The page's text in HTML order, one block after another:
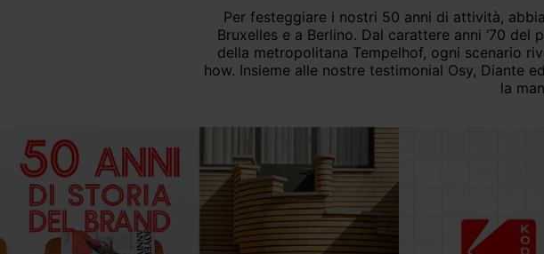
Per festeggiare i nostri 50 anni di attività, abbiamo rivisitato i luoghi emblematici dei nostri servizi fotografici a
Bruxelles e a Berlino. Dal carattere anni ‘70
della metropolitana Tempelhof, ogni scenario
how. Insieme alle nostre testimonial Osy, Diante
la